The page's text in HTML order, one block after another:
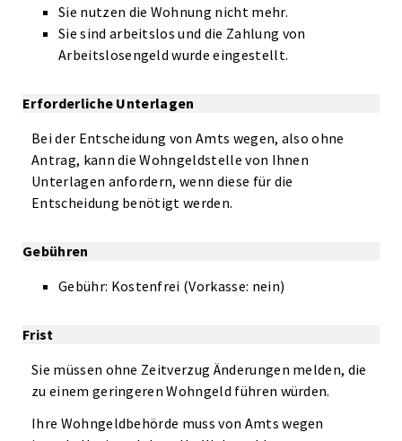
Sie nutzen die Wohnung nicht mehr.
Sie sind arbeitslos und die Zahlung von
Arbeitslosengeld wurde eingestellt.
Erforderliche Unterlagen
Bei der Entscheidung von Amts wegen, also ohne
Antrag, kann die Wohngeldstelle von Ihnen
Unterlagen anfordern, wenn diese für die
Entscheidung benötigt werden.
Gebühren
Gebühr: Kostenfrei (Vorkasse: nein)
Frist
Sie müssen ohne Zeitverzug Änderungen melden, die
zu einem geringeren Wohngeld führen würden.
Ihre Wohngeldbehörde muss von Amts wegen